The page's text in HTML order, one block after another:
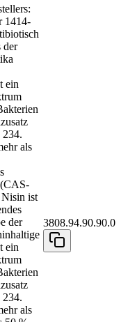
1414-
der
ein
234.
als
ist
der
ein
234.
als
3808.94.90.90.0